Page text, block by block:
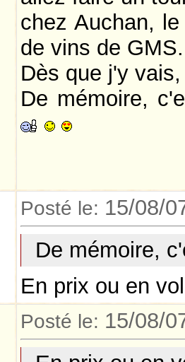
chez Auchan,
de vins de
Dès que j'y
De mémoire,
Posté le: 15/08/
De mémoire,
En prix ou en
Posté le: 15/08/